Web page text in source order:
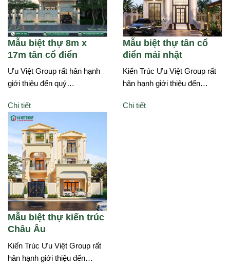
Mẫu biệt thự 8m x
17m tân cổ điển
Ưu Việt Group rất hân hạnh
giới thiệu đến quý…
Chi tiết
Mẫu biệt thự tân cổ
điển mái nhật
Kiến Trúc Ưu Việt Group rất
hân hạnh giới thiệu đến…
Chi tiết
Mẫu biệt thự kiến trúc
Châu Âu
Kiến Trúc Ưu Việt Group rất
hân hạnh giới thiệu đến…